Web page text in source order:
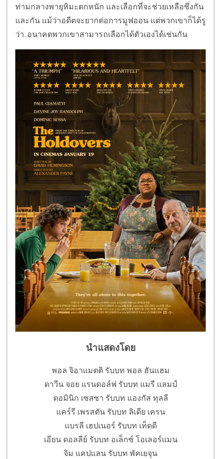
ท่ามกลางพายุหิมะตกหนัก และเลือกที่จะช่วยเหลือซึ่งกัน
และกัน แม้ว่าอดีตจะยากต่อการมูฟออน แต่พวกเขาก็ได้รู
ว่า..อนาคตพวกเขาสามารถเลือกได้ตัวเองได้เช่นกัน
นำแสดงโดย
พอล จิอาแมตติ รับบท พอล ฮันแฮม
ดาวีน จอย แรนดอล์ฟ รับบท แมรี แลมป์
ดอมินิก เซสซา รับบท แองกัส ทุลลี
แคร์รี เพรสตัน รับบท ลิเดีย เครน
แบรลี เฮปเนอร์ รับบท เท็ดดี
เอียน ดอลลีย์ รับบท อเล็กซ์ โอเลอร์แมน
จิม แคปแลน รับบท พัคเยจุน